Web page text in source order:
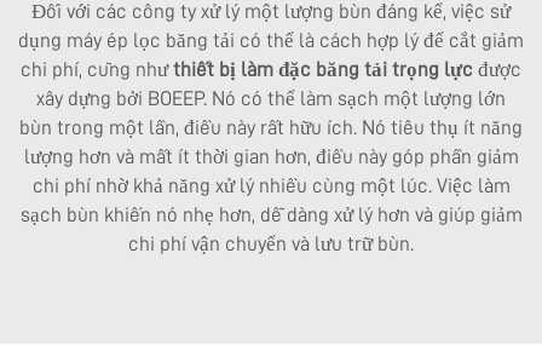
Đối với các công ty xử lý một lượng bùn đáng kể, việc sử
dụng máy ép lọc băng tải có thể là cách hợp lý để cắt giảm
chi phí, cũng nhưthiết bị làm đặc băng tải trọng lực được
xây dựng bởi BOEEP. Nó có thể làm sạch một lượng lớn
bùn trong một lần, điều này rất hữu ích. Nó tiêu thụ ít năng
lượng hơn và mất ít thời gian hơn, điều này góp phần giảm
chi phí nhờ khả năng xử lý nhiều cùng một lúc. Việc làm
sạch bùn khiến nó nhẹ hơn, dễ dàng xử lý hơn và giúp giảm
chi phí vận chuyển và lưu trữ bùn.